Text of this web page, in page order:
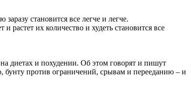
становится все легче и легче.
их количество и худеть становится все
диетах и похудении. Об этом говорят и пишут
бунту против ограничений, срывам и перееданию – и